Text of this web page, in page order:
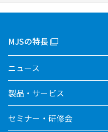
MJSの特長
ニュース
製品・サービス
セミナー・研修会